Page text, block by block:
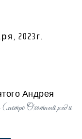
2023г.
Андрея
(метро Охотный ряд и